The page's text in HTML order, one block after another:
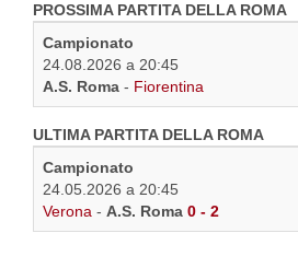
PROSSIMA PARTITA DELLA ROMA
Campionato
24.08.2026 a 20:45
A.S. Roma - Fiorentina
ULTIMA PARTITA DELLA ROMA
Campionato
24.05.2026 a 20:45
Verona - A.S. Roma 0 - 2